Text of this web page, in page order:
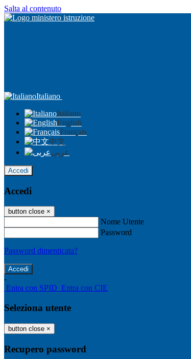
Salta al contenuto
Italiano
Italiano
English
Français
中文
عربى
Accedi
Accedi
button close ×
Nome Utente
Password
Password dimenticata?
-
Entra con SPID Entra con CIE
Seleziona utente
button close ×
Recupero password